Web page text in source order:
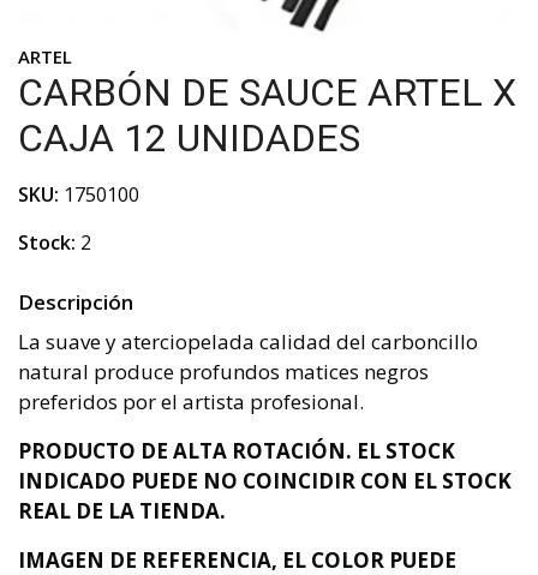
ARTEL
CARBÓN DE SAUCE ARTEL X
CAJA 12 UNIDADES
SKU: 1750100
Stock: 2
Descripción
La suave y aterciopelada calidad del carboncillo
natural produce profundos matices negros
preferidos por el artista profesional.
PRODUCTO DE ALTA ROTACIÓN. EL STOCK
INDICADO PUEDE NO COINCIDIR CON EL STOCK
REAL DE LA TIENDA.
IMAGEN DE REFERENCIA, EL COLOR PUEDE